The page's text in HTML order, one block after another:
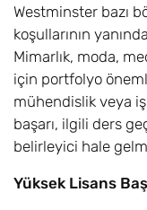
International
Relations with
Foundation BA
Politics with
Foundation BA
Psychology and
Foundation BSc
Westminster bazı
koşullarının
Mimarlık, moda,
için portfolyo
mühendislik veya
başarı, ilgili ders
belirleyici hale
Yüksek Lisans